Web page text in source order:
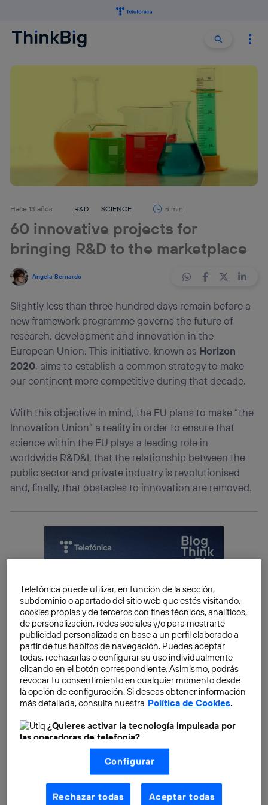
Buscar
Hace 13 años R&D SCIENCE 5 min
60 innovative projects for
bringing R&D to the marketplace
Angela Bernardo
Slightly less than three hundred days remain before a
new framework programme governs the future of
research, development and innovation in the
European Union. This initiative, known as Horizon
2020, aims to establish a common strategy to make
our continent more competitive during that decade.
With this objective in mind, the EU plans to make “the
Innovation Union” a reality in order to ensure that
science within the EU plays a leading role in
worldwide R&D&I, that the relationship between the
public sector and private industry is revolutionised
and, finally, that obstacles to innovation are removed.
Therefore, by 2020 the European Union will have
made it cheaper to patent and licence inventions,
prevented the EU from fragmenting into multiple
markets and, lastly, created
a scenario in which great
ideas can be quickly incorporated into real life.
Telefónica puede utilizar, en función de la sección,
subdominio o apartado del sitio web que estés visitando,
cookies propias y de terceros con fines técnicos, analíticos,
de personalización, redes sociales y/o para mostrarte
publicidad personalizada en base a un perfil elaborado a
partir de tus hábitos de navegación. Puedes aceptar
todas, rechazarlas o configurar su uso individualmente
clicando en el botón correspondiente. Asimismo, podrás
revocar tu consentimiento en cualquier momento desde
la opción de configuración. Si deseas obtener información
más detallada, consulta nuestra Política de Cookies.
¿Quieres activar la tecnología impulsada por
las operadoras de telefonía?
Nosotros, Telefónica S.A., utilizamos la tecnología Utiq para
realizar nuestras acciones de marketing digital o análisis
(como se describe en este aviso de consentimiento)
basadas en tu navegación en nuestra(s) web(s)
aquí(solo cuando utilizas una conexión a
Configurar
Rechazar todas Aceptar todas